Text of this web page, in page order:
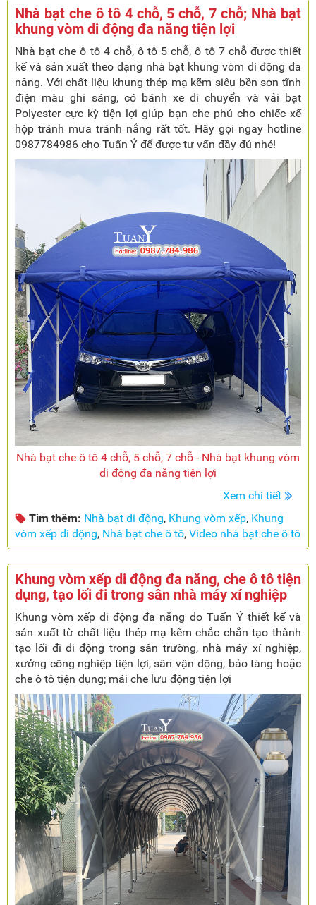
Nhà bạt che ô tô 4 chỗ, 5 chỗ, 7 chỗ; Nhà bạt
khung vòm di động đa năng tiện lợi
Nhà bạt che ô tô 4 chỗ, ô tô 5 chỗ, ô tô 7 chỗ được thiết
kế và sản xuất theo dạng nhà bạt khung vòm di động đa
năng. Với chất liệu khung thép mạ kẽm siêu bền sơn tĩnh
điện màu ghi sáng, có bánh xe di chuyển và vải bạt
Polyester cực kỳ tiện lợi giúp bạn che phủ cho chiếc xế
hộp tránh mưa tránh nắng rất tốt. Hãy gọi ngay hotline
0987784986 cho Tuấn Ý để được tư vấn đầy đủ nhé!
Nhà bạt che ô tô 4 chỗ, 5 chỗ, 7 chỗ - Nhà bạt khung vòm
di động đa năng tiện lợi
Xem chi tiết
Tìm thêm: Nhà bạt di động, Khung vòm xếp, Khung
vòm xếp di động, Nhà bạt che ô tô, Video nhà bạt che ô tô
Khung vòm xếp di động đa năng, che ô tô tiện
dụng, tạo lối đi trong sân nhà máy xí nghiệp
Khung vòm xếp di động đa năng do Tuấn Ý thiết kế và
sản xuất từ chất liệu thép mạ kẽm chắc chắn tạo thành
tạo lối đi di động trong sân trường, nhà máy xí nghiệp,
xưởng công nghiệp tiện lợi, sân vận động, bảo tàng hoặc
che ô tô tiện dụng; mái che lưu động tiện lợi